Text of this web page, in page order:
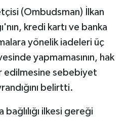
(Ombudsman) İlkan
kredi kartı ve banka
yönelik iadeleri üç
yapmamasının, hak
edilmesine sebebiyet
belirtti.
ilkesi gereği